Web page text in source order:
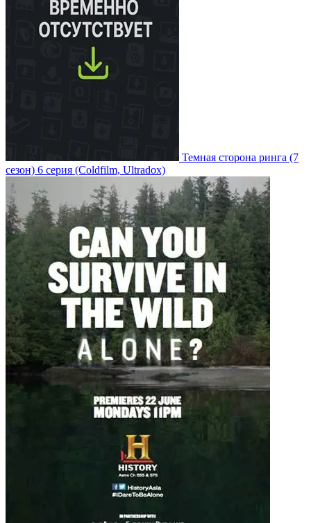
Темная сторона ринга (7
сезон) 6 серия (Coldfilm, Ultradox)